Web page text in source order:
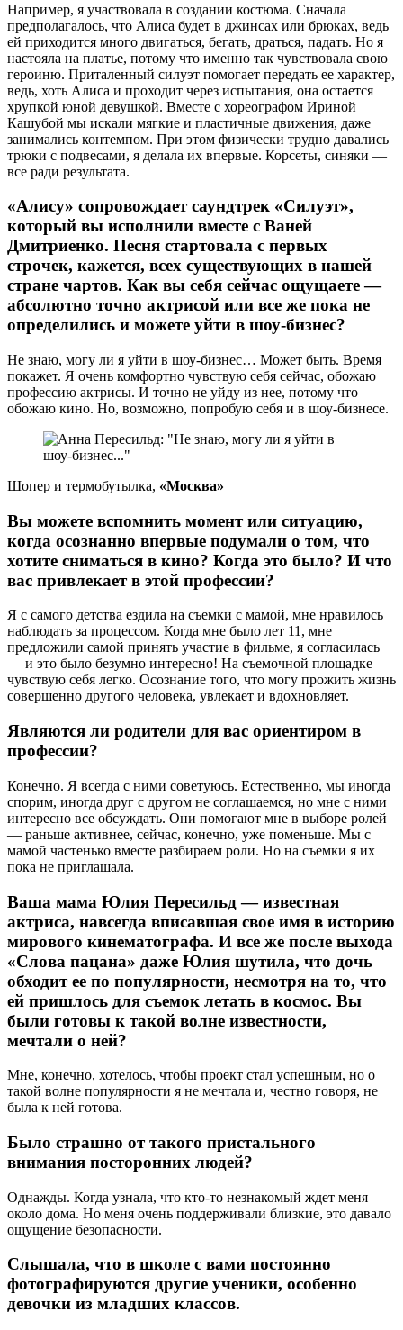
Например, я участвовала в создании костюма. Сначала
предполагалось, что Алиса будет в джинсах или брюках, ведь
ей приходится много двигаться, бегать, драться, падать. Но я
настояла на платье, потому что именно так чувствовала свою
героиню. Приталенный силуэт помогает передать ее характер,
ведь, хоть Алиса и проходит через испытания, она остается
хрупкой юной девушкой. Вместе с хореографом Ириной
Кашубой мы искали мягкие и пластичные движения, даже
занимались контемпом. При этом физически трудно давались
трюки с подвесами, я делала их впервые. Корсеты, синяки —
все ради результата.
«Алису» сопровождает саундтрек «Силуэт»,
который вы исполнили вместе с Ваней
Дмитриенко. Песня стартовала с первых
строчек, кажется, всех существующих в нашей
стране чартов. Как вы себя сейчас ощущаете —
абсолютно точно актрисой или все же пока не
определились и можете уйти в шоу-бизнес?
Не знаю, могу ли я уйти в шоу-бизнес… Может быть. Время
покажет. Я очень комфортно чувствую себя сейчас, обожаю
профессию актрисы. И точно не уйду из нее, потому что
обожаю кино. Но, возможно, попробую себя и в шоу-бизнесе.
Шопер и термобутылка, «Москва»
Вы можете вспомнить момент или ситуацию,
когда осознанно впервые подумали о том, что
хотите сниматься в кино? Когда это было? И что
вас привлекает в этой профессии?
Я с самого детства ездила на съемки с мамой, мне нравилось
наблюдать за процессом. Когда мне было лет 11, мне
предложили самой принять участие в фильме, я согласилась
— и это было безумно интересно! На съемочной площадке
чувствую себя легко. Осознание того, что могу прожить жизнь
совершенно другого человека, увлекает и вдохновляет.
Являются ли родители для вас ориентиром в
профессии?
Конечно. Я всегда с ними советуюсь. Естественно, мы иногда
спорим, иногда друг с другом не соглашаемся, но мне с ними
интересно все обсуждать. Они помогают мне в выборе ролей
— раньше активнее, сейчас, конечно, уже поменьше. Мы с
мамой частенько вместе разбираем роли. Но на съемки я их
пока не приглашала.
Ваша мама Юлия Пересильд — известная
актриса, навсегда вписавшая свое имя в историю
мирового кинематографа. И все же после выхода
«Слова пацана» даже Юлия шутила, что дочь
обходит ее по популярности, несмотря на то, что
ей пришлось для съемок летать в космос. Вы
были готовы к такой волне известности,
мечтали о ней?
Мне, конечно, хотелось, чтобы проект стал успешным, но о
такой волне популярности я не мечтала и, честно говоря, не
была к ней готова.
Было страшно от такого пристального
внимания посторонних людей?
Однажды. Когда узнала, что кто-то незнакомый ждет меня
около дома. Но меня очень поддерживали близкие, это давало
ощущение безопасности.
Слышала, что в школе с вами постоянно
фотографируются другие ученики, особенно
девочки из младших классов.